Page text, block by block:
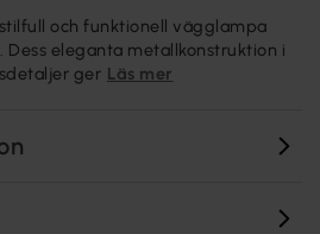
och funktionell vägglampa
eleganta metallkonstruktion i
ger Läs mer